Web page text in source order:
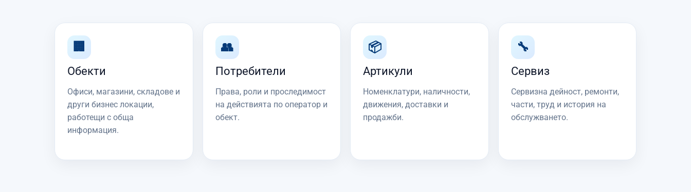
🏢
Обекти
Офиси, магазини, складове и
други бизнес локации,
работещи с обща
информация.
👥
Потребители
Права, роли и проследимост
на действията по оператор и
обект.
📦
Артикули
Номенклатури, наличности,
движения, доставки и
продажби.
🔧
Сервиз
Сервизна дейност, ремонти,
части, труд и история на
обслужването.